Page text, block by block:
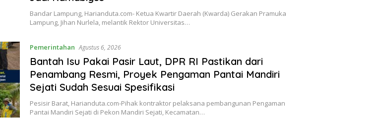
Bandar Lampung, Harianduta.com- Ketua Kwartir Daerah (Kwarda) Gerakan Pramuka
Lampung, Jihan Nurlela, melantik Rektor Universitas…
Pemerintahan Agustus 6, 2026
Bantah Isu Pakai Pasir Laut, DPR RI Pastikan dari
Penambang Resmi, Proyek Pengaman Pantai Mandiri
Sejati Sudah Sesuai Spesifikasi
Pesisir Barat, Harianduta.com-Pihak kontraktor pelaksana pembangunan Pengaman
Pantai Mandiri Sejati di Pekon Mandiri Sejati, Kecamatan…